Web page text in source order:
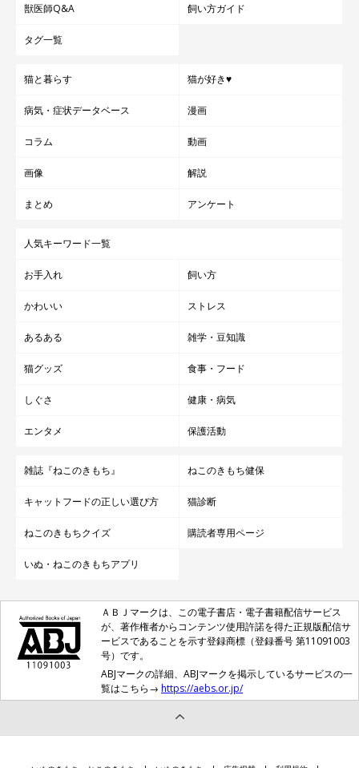
獣医師Q&A 飼い方ガイド
タグ一覧
猫と暮らす 猫が好き♥
病気・症状データベース 漫画
コラム 動画
画像 解説
まとめ アンケート
人気キーワード一覧
お手入れ 飼い方
かわいい ストレス
あるある 雑学・豆知識
猫グッズ 食事・フード
しぐさ 健康・病気
エンタメ 保護活動
雑誌『ねこのきもち』 ねこのきもち健保
キャットフードの正しい選び方 猫診断
ねこのきもちクイズ 購読者専用ページ
いぬ・ねこのきもちアプリ
ＡＢＪマークは、この電子書店・電子書籍配信サービス
が、著作権者からコンテンツ使用許諾を得た正規版配信サ
ービスであることを示す登録商標（登録番号 第11091003
号）です。
ABJマークの詳細、ABJマークを掲示しているサービスの一
覧はこちら→ https://aebs.or.jp/